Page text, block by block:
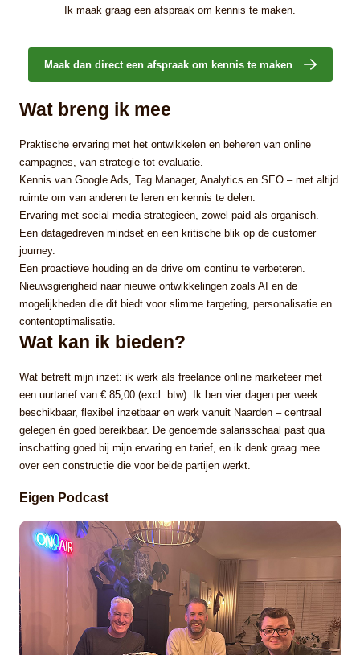
Ik maak graag een afspraak om kennis te maken.
Maak dan direct een afspraak om kennis te maken
Wat breng ik mee
Praktische ervaring met het ontwikkelen en beheren van online
campagnes, van strategie tot evaluatie.
Kennis van Google Ads, Tag Manager, Analytics en SEO – met altijd
ruimte om van anderen te leren en kennis te delen.
Ervaring met social media strategieën, zowel paid als organisch.
Een datagedreven mindset en een kritische blik op de customer
journey.
Een proactieve houding en de drive om continu te verbeteren.
Nieuwsgierigheid naar nieuwe ontwikkelingen zoals AI en de
mogelijkheden die dit biedt voor slimme targeting, personalisatie en
contentoptimalisatie.
Wat kan ik bieden?
Wat betreft mijn inzet: ik werk als freelance online marketeer met
een uurtarief van € 85,00 (excl. btw). Ik ben vier dagen per week
beschikbaar, flexibel inzetbaar en werk vanuit Naarden – centraal
gelegen én goed bereikbaar. De genoemde salarisschaal past qua
inschatting goed bij mijn ervaring en tarief, en ik denk graag mee
over een constructie die voor beide partijen werkt.
Eigen Podcast